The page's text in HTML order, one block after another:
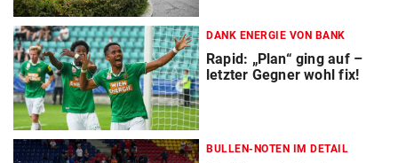
DANK ENERGIE VON BANK
Rapid: „Plan“ ging auf –
letzter Gegner wohl fix!
BULLEN-NOTEN IM DETAIL